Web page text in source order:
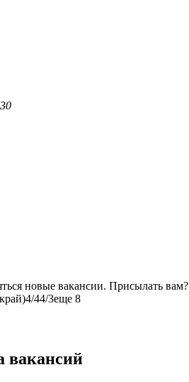
новые вакансии. Присылать вам?
4/44/3еще 8
вакансий